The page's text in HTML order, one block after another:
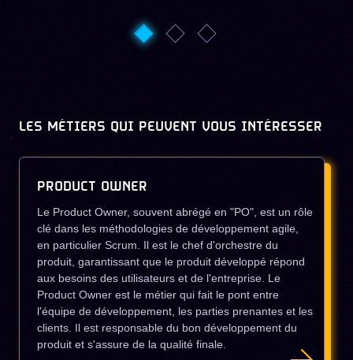
LES MÉTIERS QUI PEUVENT VOUS INTÉRESSER
PRODUCT OWNER
Le Product Owner, souvent abrégé en "PO", est un rôle
clé dans les méthodologies de développement agile,
en particulier Scrum. Il est le chef d'orchestre du
produit, garantissant que le produit développé répond
aux besoins des utilisateurs et de l'entreprise. Le
Product Owner est le métier qui fait le pont entre
l'équipe de développement, les parties prenantes et les
clients. Il est responsable du bon développement du
produit et s'assure de la qualité finale.